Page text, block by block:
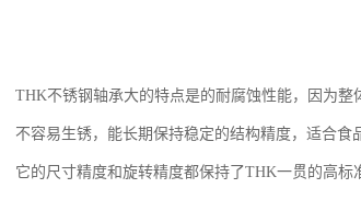
THK不锈钢轴承大的特点是的耐腐蚀性能，因为
不容易生锈，能长期保持稳定的结构精度，适合食
它的尺寸精度和旋转精度都保持了THK一贯的高